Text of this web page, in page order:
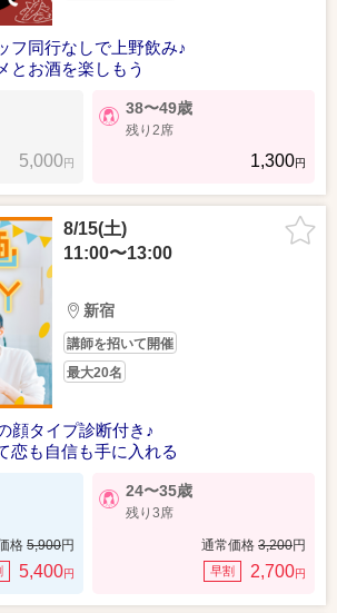
フ同行なしで上野飲み♪
とお酒を楽しもう
5,000円
38〜49歳
残り2席
1,300円
8/15(土)
11:00〜13:00
新宿
講師を招いて開催
最大20名
顔タイプ診断付き♪
恋も自信も手に入れる
格 5,900円
5,400円
24〜35歳
残り3席
通常価格 3,200円
早割 2,700円